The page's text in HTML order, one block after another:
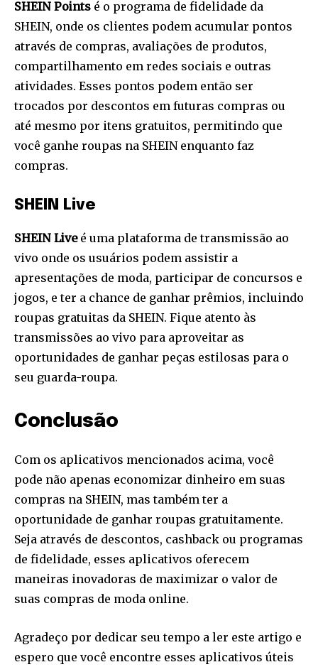
SHEIN Points é o programa de fidelidade da
SHEIN, onde os clientes podem acumular pontos
através de compras, avaliações de produtos,
compartilhamento em redes sociais e outras
atividades. Esses pontos podem então ser
trocados por descontos em futuras compras ou
até mesmo por itens gratuitos, permitindo que
você ganhe roupas na SHEIN enquanto faz
compras.
SHEIN Live
SHEIN Liveé uma plataforma de transmissão ao
vivo onde os usuários podem assistir a
apresentações de moda, participar de concursos e
jogos, e ter a chance de ganhar prêmios, incluindo
roupas gratuitas da SHEIN. Fique atento às
transmissões ao vivo para aproveitar as
oportunidades de ganhar peças estilosas para o
seu guarda-roupa.
Conclusão
Com os aplicativos mencionados acima, você
pode não apenas economizar dinheiro em suas
compras na SHEIN, mas também ter a
oportunidade de ganhar roupas gratuitamente.
Seja através de descontos, cashback ou programas
de fidelidade, esses aplicativos oferecem
maneiras inovadoras de maximizar o valor de
suas compras de moda online.
Agradeço por dedicar seu tempo a ler este artigo e
espero que você encontre esses aplicativos úteis